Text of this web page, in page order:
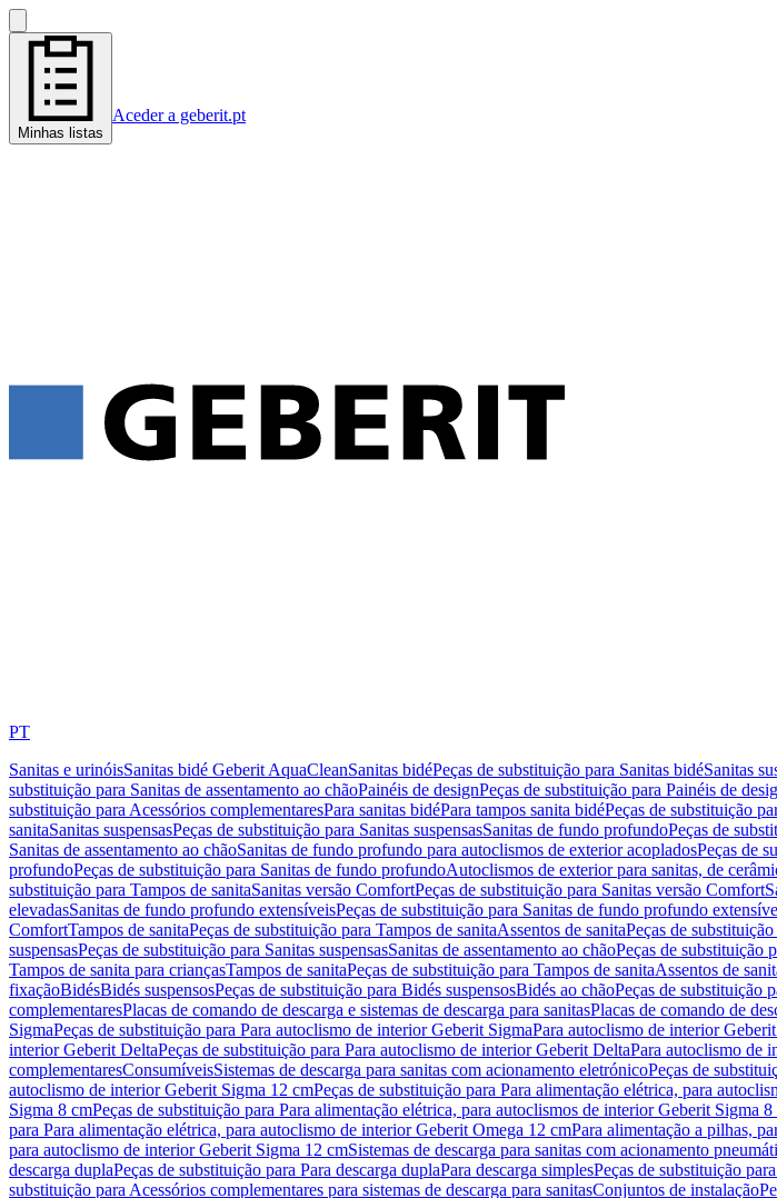
Minhas listas
Aceder a geberit.pt
PT
Sanitas e urinóisSanitas bidé Geberit AquaCleanSanitas bidéPeças de substituição para Sanitas bidéSanitas
substituição para Sanitas de assentamento ao chãoPainéis de designPeças de substituição para Painéis de
substituição para Acessórios complementaresPara sanitas bidéPara tampos sanita bidéPeças de substituição
sanitaSanitas suspensasPeças de substituição para Sanitas suspensasSanitas de fundo profundoPeças de
Sanitas de assentamento ao chãoSanitas de fundo profundo para autoclismos de exterior acopladosPeças de
profundoPeças de substituição para Sanitas de fundo profundoAutoclismos de exterior para sanitas, de
substituição para Tampos de sanitaSanitas versão ComfortPeças de substituição para Sanitas versão Comfort
elevadasSanitas de fundo profundo extensíveisPeças de substituição para Sanitas de fundo profundo
ComfortTampos de sanitaPeças de substituição para Tampos de sanitaAssentos de sanitaPeças de
suspensasPeças de substituição para Sanitas suspensasSanitas de assentamento ao chãoPeças de substituição
Tampos de sanita para criançasTampos de sanitaPeças de substituição para Tampos de sanitaAssentos de
fixaçãoBidésBidés suspensosPeças de substituição para Bidés suspensosBidés ao chãoPeças de substituição
complementaresPlacas de comando de descarga e sistemas de descarga para sanitasPlacas de comando de
SigmaPeças de substituição para Para autoclismo de interior Geberit SigmaPara autoclismo de interior
interior Geberit DeltaPeças de substituição para Para autoclismo de interior Geberit DeltaPara autoclismo de
complementaresConsumíveisSistemas de descarga para sanitas com acionamento eletrónicoPeças de
autoclismo de interior Geberit Sigma 12 cmPeças de substituição para Para alimentação elétrica, para
Sigma 8 cmPeças de substituição para Para alimentação elétrica, para autoclismos de interior Geberit Sigma 8
para Para alimentação elétrica, para autoclismo de interior Geberit Omega 12 cmPara alimentação a pilhas,
para autoclismo de interior Geberit Sigma 12 cmSistemas de descarga para sanitas com acionamento
descarga duplaPeças de substituição para Para descarga duplaPara descarga simplesPeças de substituição
substituição para Acessórios complementares para sistemas de descarga para sanitasConjuntos de instalação